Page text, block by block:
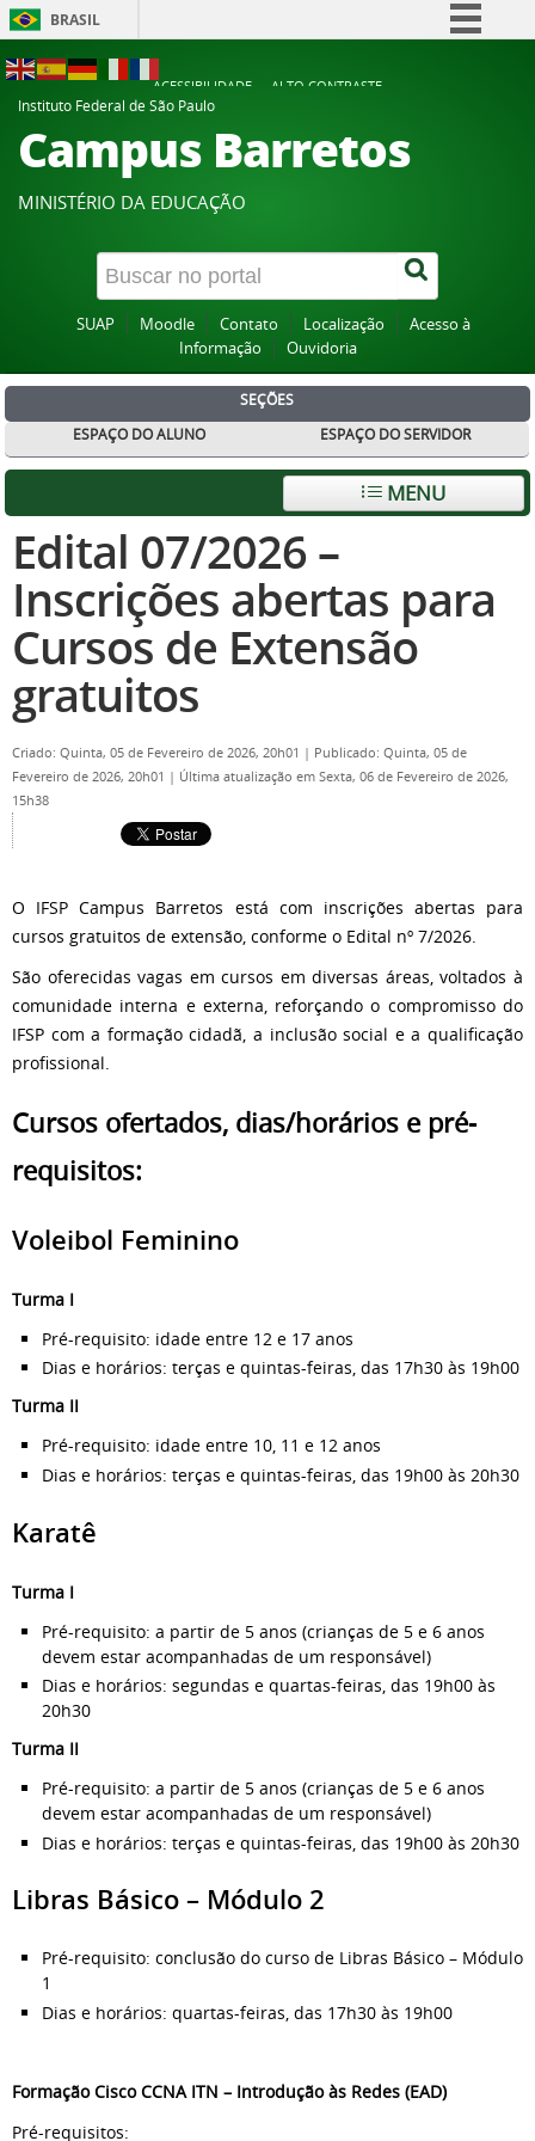
BRASIL
Participe
Acesso à informação
Canais
ACESSIBILIDADE
ALTO CONTRASTE
Instituto Federal de São Paulo
Campus Barretos
MINISTÉRIO DA EDUCAÇÃO
SUAP Moodle Contato Localização
Acesso à
Informação
Ouvidoria
SEÇÕES
ESPAÇO DO ALUNO
ESPAÇO DO SERVIDOR
MENU
Edital 07/2026 –
Inscrições abertas para
Cursos de Extensão
gratuitos
Criado: Quinta, 05 de Fevereiro de 2026, 20h01 | Publicado: Quinta, 05 de
Fevereiro de 2026, 20h01 | Última atualização em Sexta, 06 de Fevereiro de 2026,
15h38
O IFSP Campus Barretos está com inscrições abertas para
cursos gratuitos de extensão, conforme o Edital nº 7/2026.
São oferecidas vagas em cursos em diversas áreas, voltados à
comunidade interna e externa, reforçando o compromisso do
IFSP com a formação cidadã, a inclusão social e a qualificação
profissional.
Cursos ofertados, dias/horários e pré-
requisitos:
Voleibol Feminino
Turma I
Pré-requisito: idade entre 12 e 17 anos
Dias e horários: terças e quintas-feiras, das 17h30 às 19h00
Turma II
Pré-requisito: idade entre 10, 11 e 12 anos
Dias e horários: terças e quintas-feiras, das 19h00 às 20h30
Karatê
Turma I
Pré-requisito: a partir de 5 anos (crianças de 5 e 6 anos
devem estar acompanhadas de um responsável)
Dias e horários: segundas e quartas-feiras, das 19h00 às
20h30
Turma II
Pré-requisito: a partir de 5 anos (crianças de 5 e 6 anos
devem estar acompanhadas de um responsável)
Dias e horários: terças e quintas-feiras, das 19h00 às 20h30
Libras Básico – Módulo 2
Pré-requisito: conclusão do curso de Libras Básico – Módulo
1
Dias e horários: quartas-feiras, das 17h30 às 19h00
Formação Cisco CCNA ITN – Introdução às Redes (EAD)
Pré-requisitos: